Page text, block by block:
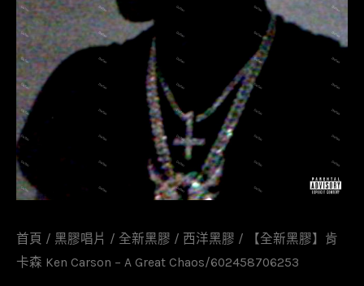
首頁 / 黑膠唱片 / 全新黑膠 / 西洋黑膠 / 【全新黑膠】肯
卡森 Ken Carson – A Great Chaos/602458706253